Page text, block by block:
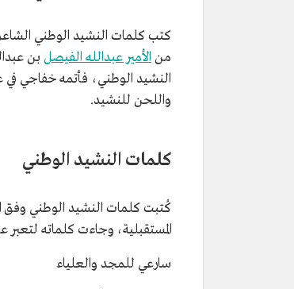
كتب كلمات النشيد الوطني
من الأمير عبدالله الفيصل بن
واللحن للنشيد.
كلمات النشيد الوطني
كُتبت كلمات النشيد الوطني وفق
المستقبلية، وجاءت كلماته
سارعي للمجد والعلياء